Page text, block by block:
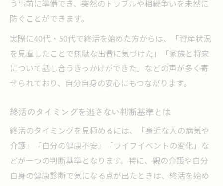
う事前に準備でき、突然のトラブルや相続争いを未然に
防ぐことができます。
実際に40代・50代で終活を始めた方からは、「資産状況
を見直したことで無駄な出費に気づけた」「家族と将来
について話し合うきっかけができた」などの声が多く寄
せられており、自分自身の安心にもつながります。
終活のタイミングを逃さない判断基準とは
終活のタイミングを見極めるには、「身近な人の病気や
介護」「自分の健康不安」「ライフイベントの変化」な
どが一つの判断基準となります。特に、親の介護や自分
自身の健康診断で気になる点が出たときは、終活を始め